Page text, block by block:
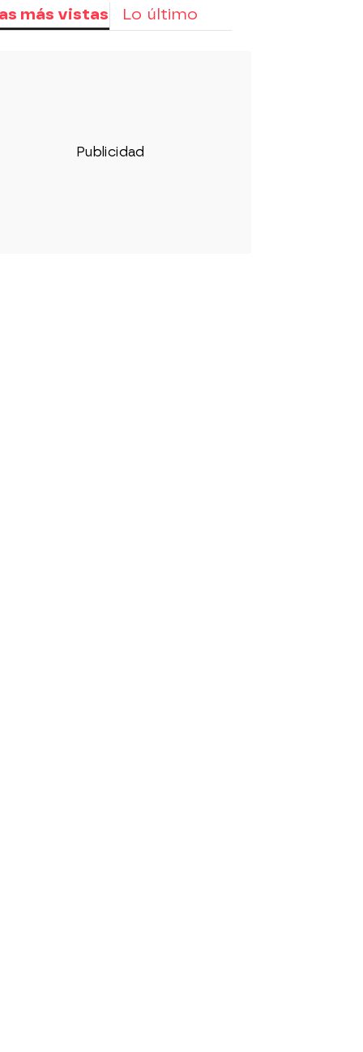
más vistas Lo último